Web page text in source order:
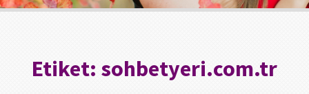
Etiket: sohbetyeri.com.tr